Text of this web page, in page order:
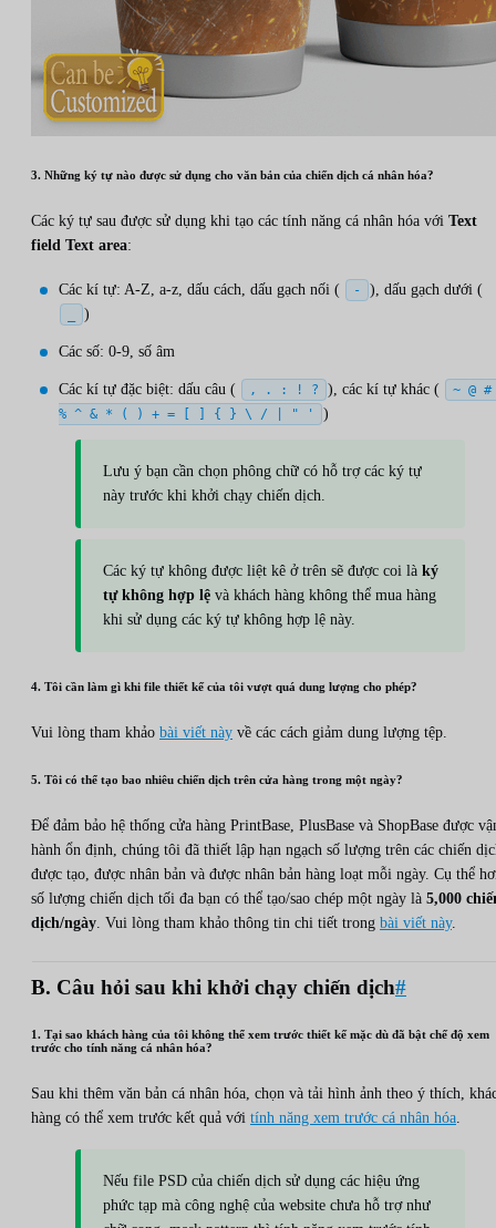
3. Những ký tự nào được sử dụng cho văn bản của chiến dịch cá nhân hóa?
Các ký tự sau được sử dụng khi tạo các tính năng cá nhân hóa với Text
field Text area:
Các kí tự: A-Z, a-z, dấu cách, dấu gạch nối ( - ), dấu gạch dưới (
)
Các số: 0-9, số âm
Các kí tự đặc biệt: dấu câu ( , . : ! ? ), các kí tự khác (
~ @
% ^ & * ( ) + = [ ] { } \ / | " '
)
Lưu ý bạn cần chọn phông chữ có hỗ trợ các ký tự
này trước khi khởi chạy chiến dịch.
Các ký tự không được liệt kê ở trên sẽ được coi là ký
tự không hợp lệ và khách hàng không thể mua hàng
khi sử dụng các ký tự không hợp lệ này.
4. Tôi cần làm gì khi file thiết kế của tôi vượt quá dung lượng cho phép?
Vui lòng tham khảo bài viết này về các cách giảm dung lượng tệp.
5. Tôi có thể tạo bao nhiêu chiến dịch trên cửa hàng trong một ngày?
Để đảm bảo hệ thống cửa hàng PrintBase, PlusBase và ShopBase được
hành ổn định, chúng tôi đã thiết lập hạn ngạch số lượng trên các chiến
được tạo, được nhân bản và được nhân bản hàng loạt mỗi ngày. Cụ thể
số lượng chiến dịch tối đa bạn có thể tạo/sao chép một ngày là 5,000
dịch/ngày . Vui lòng tham khảo thông tin chi tiết trong bài viết này.
B. Câu hỏi sau khi khởi chạy chiến dịch#
1. Tại sao khách hàng của tôi không thể xem trước thiết kế mặc dù đã bật chế độ xem
trước cho tính năng cá nhân hóa?
Sau khi thêm văn bản cá nhân hóa, chọn và tải hình ảnh theo ý thích,
hàng có thể xem trước kết quả với tính năng xem trước cá nhân hóa
Nếu file PSD của chiến dịch sử dụng các hiệu ứng
phức tạp mà công nghệ của website chưa hỗ trợ như